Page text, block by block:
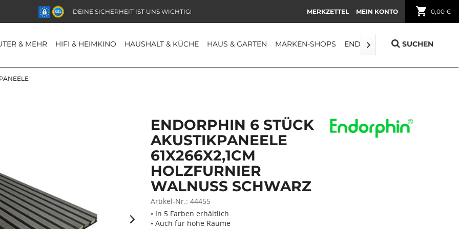
DEINE SICHERHEIT IST UNS WICHTIG! MERKZETTEL MEIN KONTO shopping_cart 0,00 €
& MEHR HIFI & HEIMKINO HAUSHALT & KÜCHE HAUS & GARTEN MARKEN-SHOPS ENDORPHIN FUNDGRUBE
 SUCHEN
ENDORPHIN 6 STÜCK
AKUSTIKPANEELE
61X266X2,1CM
HOLZFURNIER
WALNUSS SCHWARZ
Artikel-Nr.: 44455
• In 5 Farben erhältlich
• Auch für hohe Räume